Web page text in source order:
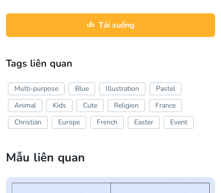
Tải xuống
Tags liên quan
Multi-purpose Blue Illustration
Pastel
Animal
Kids Cute Religion
France
Christian
Europe French Easter Event
Mẫu liên quan